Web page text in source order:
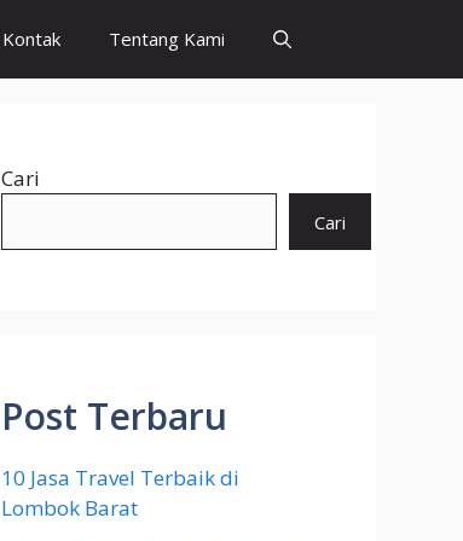
Kontak Tentang Kami
Cari
Cari
Post Terbaru
10 Jasa Travel Terbaik di
Lombok Barat